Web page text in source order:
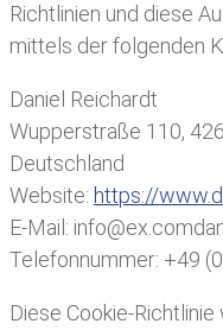
Richtlinien und diese
mittels der folgenden
Daniel Reichardt
Wupperstraße 110,
Deutschland
Website: https://
E-Mail: info@ex.com
Telefonnummer: +49
Diese Cookie-